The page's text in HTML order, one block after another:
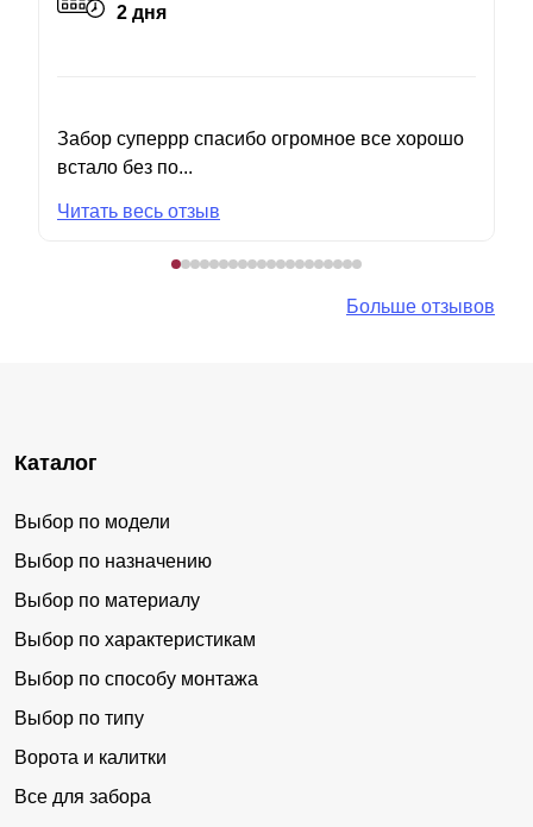
2 дня
Забор суперрр спасибо огромное все хорошо
встало без по...
Читать весь отзыв
Больше отзывов
Каталог
Выбор по модели
Выбор по назначению
Выбор по материалу
Выбор по характеристикам
Выбор по способу монтажа
Выбор по типу
Ворота и калитки
Все для забора